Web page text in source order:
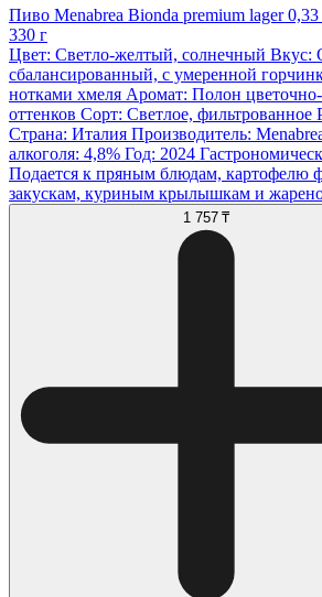
Пиво Menabrea Bionda premium lager 0,33
330 г
Цвет: Светло-желтый, солнечный Вкус:
сбалансированный, с умеренной
нотками хмеля Аромат: Полон
оттенков Сорт: Светлое,
Страна: Италия Производитель:
алкоголя: 4,8% Год: 2024
Подается к пряным блюдам, картофелю
закускам, куриным крылышкам и
1 757 ₸